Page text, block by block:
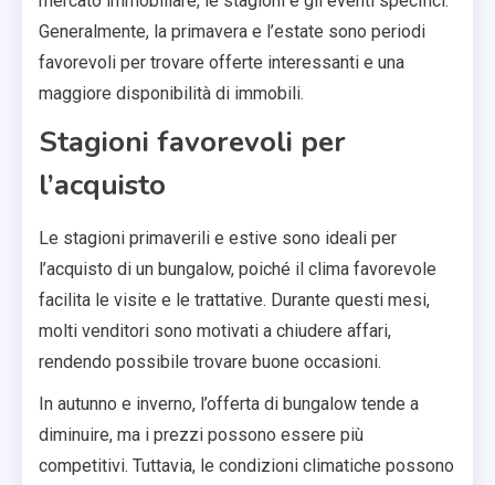
Generalmente, la primavera e l’estate sono periodi
favorevoli per trovare offerte interessanti e una
maggiore disponibilità di immobili.
Stagioni favorevoli per
l’acquisto
Le stagioni primaverili e estive sono ideali per
l’acquisto di un bungalow, poiché il clima favorevole
facilita le visite e le trattative. Durante questi mesi,
molti venditori sono motivati a chiudere affari,
rendendo possibile trovare buone occasioni.
In autunno e inverno, l’offerta di bungalow tende a
diminuire, ma i prezzi possono essere più
competitivi. Tuttavia, le condizioni climatiche possono